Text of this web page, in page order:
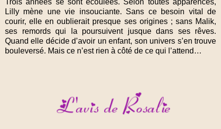
Trois années se sont écoulées. Selon toutes apparences,
Lilly mène une vie insouciante. Sans ce besoin vital de
courir, elle en oublierait presque ses origines ; sans Malik,
ses remords qui la poursuivent jusque dans ses rêves.
Quand elle décide d’avoir un enfant, son univers s’en trouve
bouleversé. Mais ce n’est rien à côté de ce qui l’attend…